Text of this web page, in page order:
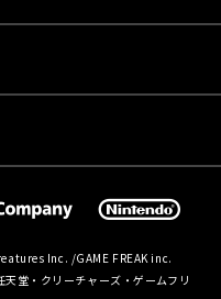
Inc. /GAME FREAK inc.
堂・クリーチャーズ・ゲームフリ